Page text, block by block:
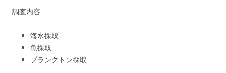
調査内容
海水採取
魚採取
プランクトン採取